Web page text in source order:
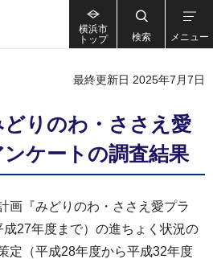
横浜市
トップ
検索 メニュー
最終更新日 2025年7月7日
りのわ・ささえ愛
ケートの調査結果
画『みどりのわ・ささえ愛プラ
27年度まで）の進ちょく状況の
定（平成28年度から平成32年度